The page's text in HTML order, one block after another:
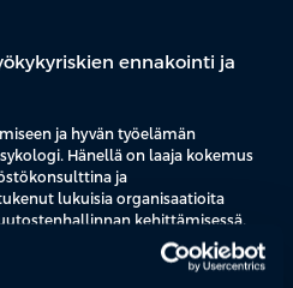
ennakointi ja
ja hyvän työelämän
Hänellä on laaja kokemus
ja
lukuisia organisaatioita
kehittämisessä.
joka ruokkii inhimillisiä